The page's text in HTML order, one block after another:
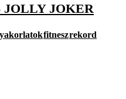
JOKER
fitneszrekord